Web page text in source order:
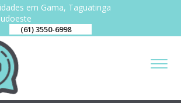
em Gama, Taguatinga
(61) 3550-6998